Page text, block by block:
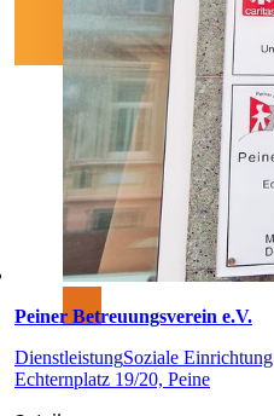
Peiner Betreuungsverein e.V.
DienstleistungSoziale Einrichtung
Echternplatz 19/20, Peine